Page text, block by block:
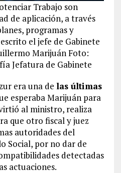
Trabajo son
de aplicación, a través
programas y
el jefe de Gabinete
Marijuán Foto:
Jefatura de Gabinete
era una de las últimas
esperaba Marijuán para
al ministro, realiza
que otro fiscal y juez
autoridades del
Social, por no dar de
detectadas
actuaciones.